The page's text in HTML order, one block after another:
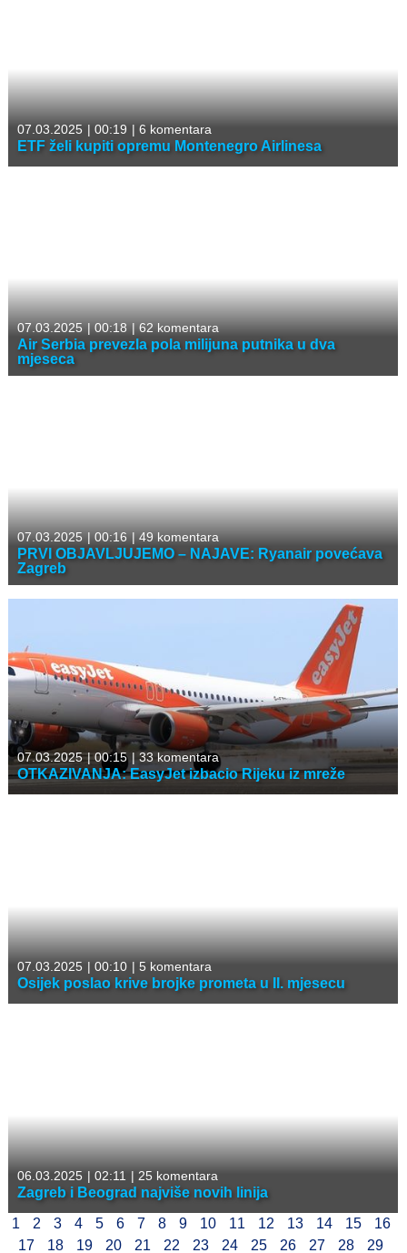
07.03.2025 | 00:19 | 6 komentara
ETF želi kupiti opremu Montenegro Airlinesa
07.03.2025 |00:18 |62 komentara
Air Serbia prevezla pola milijuna putnika u dva
mjeseca
07.03.2025 |00:16 |49 komentara
PRVI OBJAVLJUJEMO – NAJAVE: Ryanair povećava
Zagreb
07.03.2025 |00:15 | 33 komentara
OTKAZIVANJA: EasyJet izbacio Rijeku iz mreže
07.03.2025 | 00:10 | 5 komentara
Osijek poslao krive brojke prometa u II. mjesecu
06.03.2025 | 02:11 | 25 komentara
Zagreb i Beograd najviše novih linija
1
2 3 4 5 6 7 8 9 10 11 12 13 14 15
16
17
18 19 20 21 22 23 24 25 26 27 28 29